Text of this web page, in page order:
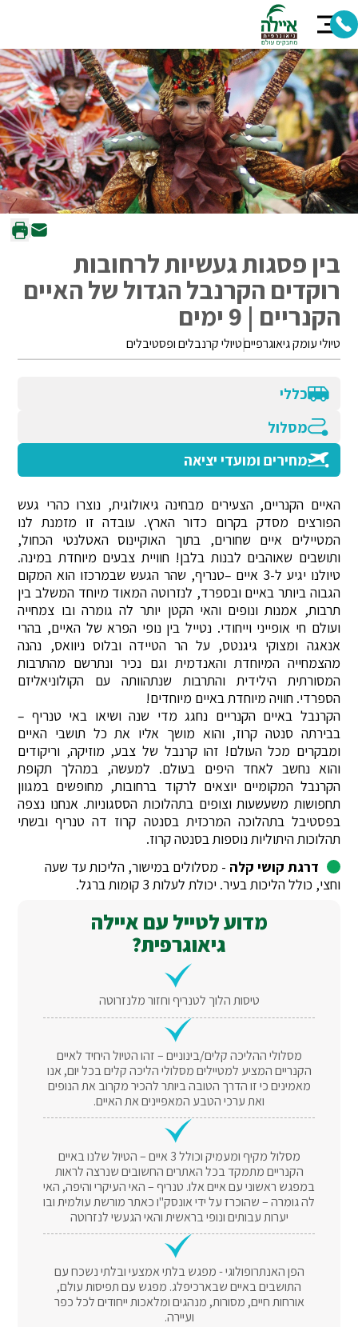
בין פסגות געשיות לרחובות
רוקדים הקרנבל הגדול של האיים
הקנריים | 9 ימים
טיולי עומק גיאוגרפייםטיולי קרנבלים ופסטיבלים
כללי
מסלול
מחירים ומועדי יציאה
האיים הקנריים, הצעירים מבחינה גיאולוגית, נוצרו כהרי געש
הפורצים מסדק בקרום כדור הארץ. עובדה זו מזמנת לנו
המטיילים איים שחורים, בתוך האוקיינוס האטלנטי הכחול,
ותושבים שאוהבים לבנות בלבן! חוויית צבעים מיוחדת במינה.
טיולנו יגיע ל-3 איים –טנריף, שהר הגעש שבמרכזו הוא המקום
הגבוה ביותר באיים ובספרד, לנזרוטה המאוד מיוחד המשלב בין
תרבות, אמנות ונופים והאי הקטן יותר לה גומרה ובו צמחייה
ועולם חי אופייני וייחודי. נטייל בין נופי הפרא של האיים, בהרי
אנאגה ומצוקי גיגנטס, על הר הטיידה ובלוס ניוואס, נהנה
מהצמחייה המיוחדת והאנדמית וגם נכיר ונתרשם מהתרבות
המסורתית הילידית והתרבות שנתהוותה עם הקולוניאליזם
הספרדי. חוויה מיוחדת באיים מיוחדים!
הקרנבל באיים הקנריים נחגג מדי שנה ושיאו באי טנריף –
בבירתה סנטה קרוז, והוא מושך אליו את כל תושבי האיים
ומבקרים מכל העולם! זהו קרנבל של צבע, מוזיקה, וריקודים
והוא נחשב לאחד היפים בעולם. למעשה, במהלך תקופת
הקרנבל המקומיים יוצאים לרקוד ברחובות, מחופשים במגוון
תחפושות משעשעות וצופים בתהלוכות הססגוניות. אנחנו נצפה
בפסטיבל בתהלוכה המרכזית בסנטה קרוז דה טנריף ובשתי
תהלוכות היתוליות נוספות בסנטה קרוז.
דרגת קושי קלה - מסלולים במישור, הליכות עד שעה
וחצי, כולל הליכות בעיר. יכולת לעלות 3 קומות ברגל.
מדוע לטייל עם איילה
גיאוגרפית?
טיסות הלוך לטנריף וחזור מלנזרוטה
מסלולי ההליכה קלים/בינוניים – זהו הטיול היחיד לאיים
הקנריים המציע למטיילים מסלולי הליכה קלים בכל יום, אנו
מאמינים כי זו הדרך הטובה ביותר להכיר מקרוב את הנופים
ואת ערכי הטבע המאפיינים את האיים.
מסלול מקיף ומעמיק וכולל 3 איים – הטיול שלנו באיים
הקנריים מתמקד בכל האתרים החשובים שנרצה לראות
במפגש ראשוני עם איים אלו. טנריף – האי העיקרי והיפה, האי
לה גומרה – שהוכרז על ידי אונסק"ו כאתר מורשת עולמית ובו
יערות עבותים ונופי בראשית והאי הגעשי לנזרוטה
הפן האנתרופולוגי - מפגש בלתי אמצעי ובלתי נשכח עם
התושבים באיים שבארכיפלג. מפגש עם תפיסות עולם,
אורחות חיים, מסורות, מנהגים ומלאכות ייחודים לכל כפר
ועיירה.